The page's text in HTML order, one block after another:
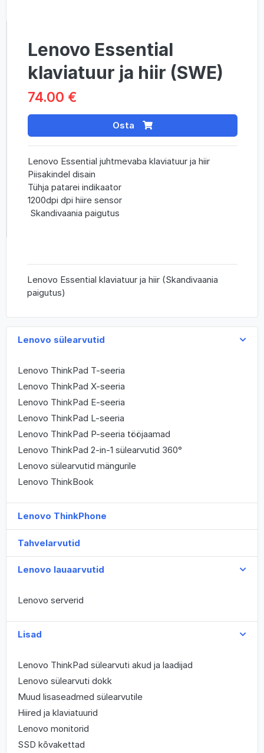
Lenovo sülearvutid
Lenovo ThinkPad T-seeria
Lenovo ThinkPad X-seeria
Lenovo ThinkPad E-seeria
Lenovo ThinkPad L-seeria
Lenovo ThinkPad P-seeria tööjaamad
Lenovo ThinkPad 2-in-1 sülearvutid 360°
Lenovo sülearvutid mängurile
Lenovo ThinkBook
Lenovo ThinkPhone
Tahvelarvutid
Lenovo lauaarvutid
Lenovo serverid
Lisad
Lenovo ThinkPad sülearvuti akud ja laadijad
Lenovo sülearvuti dokk
Muud lisaseadmed sülearvutile
Hiired ja klaviatuurid
Lenovo monitorid
SSD kõvakettad
Lenovo Essential
klaviatuur ja hiir (SWE)
74.00 €
Osta
Lenovo Essential juhtmevaba klaviatuur ja hiir
Piisakindel disain
Tühja patarei indikaator
1200dpi dpi hiire sensor
Skandivaania paigutus
Lenovo Essential klaviatuur ja hiir (Skandivaania
paigutus)